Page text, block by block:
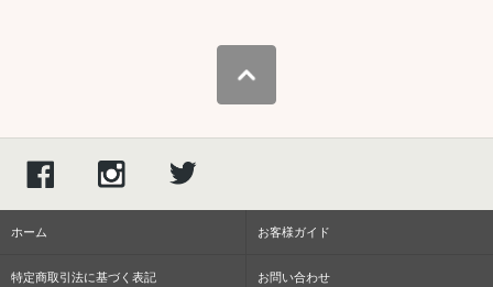
ホーム お客様ガイド
特定商取引法に基づく表記 お問い合わせ